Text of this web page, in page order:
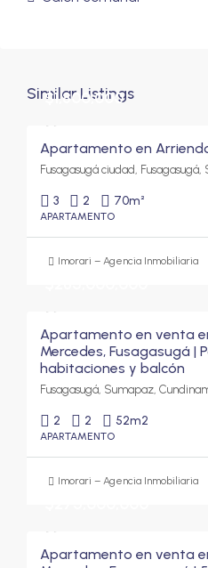
Similar Listings
$1,800,000
Apartamento en
3 2 70m²
APARTAMENTO
Imorari – Agencia Inmobiliaria
Apartamento en venta
Mercedes, Fusagasugá |
habitaciones y balcón
2 2 52m2
APARTAMENTO
Imorari – Agencia Inmobiliaria
Apartamento en venta